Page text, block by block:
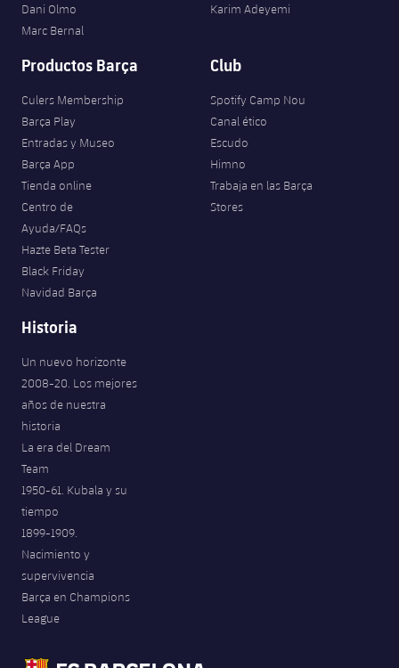
Dani Olmo
Marc Bernal
Karim Adeyemi
Productos Barça
Culers Membership
Barça Play
Entradas y Museo
Barça App
Tienda online
Centro de
Ayuda/FAQs
Hazte Beta Tester
Black Friday
Navidad Barça
Club
Spotify Camp Nou
Canal ético
Escudo
Himno
Trabaja en las Barça
Stores
Historia
Un nuevo horizonte
2008-20. Los mejores
años de nuestra
historia
La era del Dream
Team
1950-61. Kubala y su
tiempo
1899-1909.
Nacimiento y
supervivencia
Barça en Champions
League